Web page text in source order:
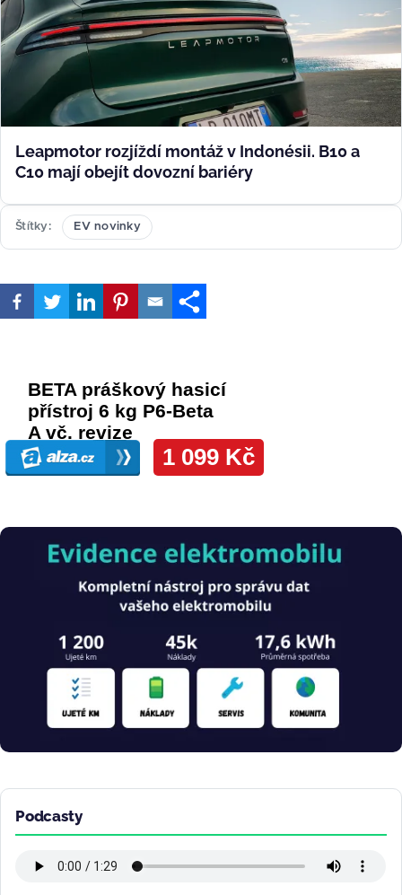
Leapmotor rozjíždí montáž v Indonésii. B10 a
C10 mají obejít dovozní bariéry
Štítky EV novinky
Obrázek
Podcasty